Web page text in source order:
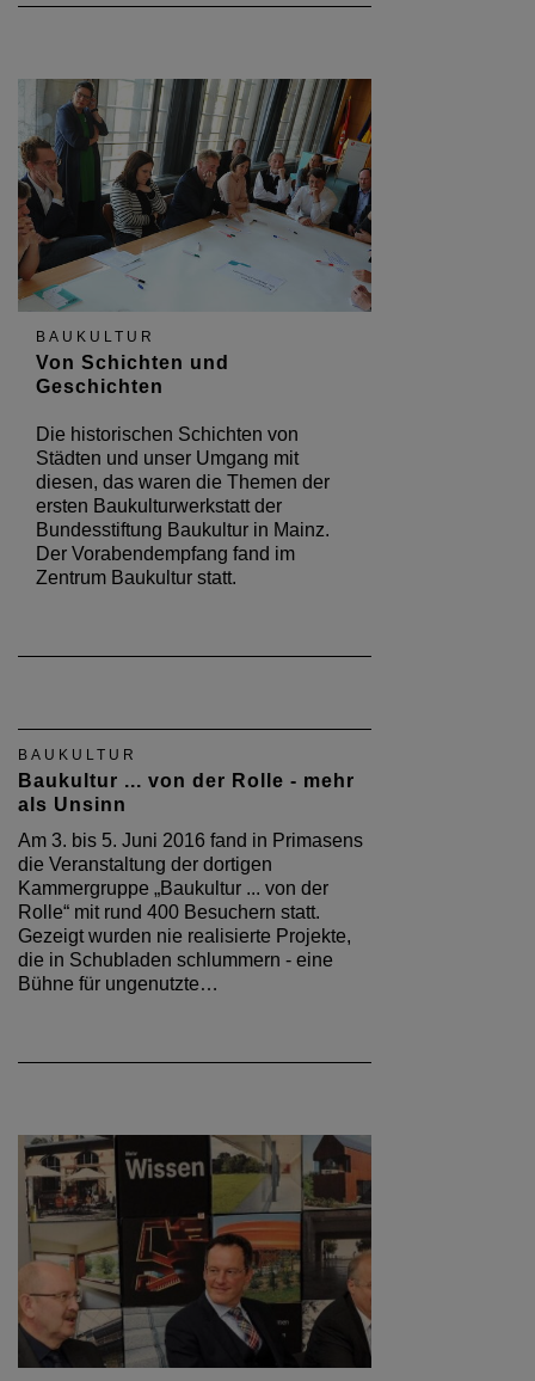
BAUKULTUR
Von Schichten und
Geschichten
Die historischen Schichten von
Städten und unser Umgang mit
diesen, das waren die Themen der
ersten Baukulturwerkstatt der
Bundesstiftung Baukultur in Mainz.
Der Vorabendempfang fand im
Zentrum Baukultur statt.
BAUKULTUR
Baukultur ... von der Rolle - mehr
als Unsinn
Am 3. bis 5. Juni 2016 fand in Primasens
die Veranstaltung der dortigen
Kammergruppe „Baukultur ... von der
Rolle“ mit rund 400 Besuchern statt.
Gezeigt wurden nie realisierte Projekte,
die in Schubladen schlummern - eine
Bühne für ungenutzte…